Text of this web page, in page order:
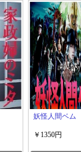
妖怪人間ベム
￥1350円